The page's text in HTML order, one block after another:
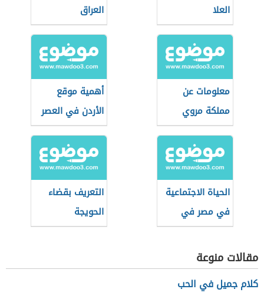
العلا
العراق
معلومات عن
مملكة مروي
أهمية موقع
الأردن في العصر
المملوكي
الحياة الاجتماعية
في مصر في
العصر العثماني
التعريف بقضاء
الحويجة
مقالات منوعة
كلام جميل في الحب